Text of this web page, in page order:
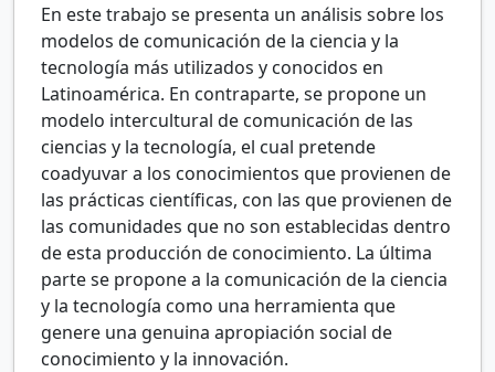
En este trabajo se presenta un análisis sobre los
modelos de comunicación de la ciencia y la
tecnología más utilizados y conocidos en
Latinoamérica. En contraparte, se propone un
modelo intercultural de comunicación de las
ciencias y la tecnología, el cual pretende
coadyuvar a los conocimientos que provienen de
las prácticas científicas, con las que provienen de
las comunidades que no son establecidas dentro
de esta producción de conocimiento. La última
parte se propone a la comunicación de la ciencia
y la tecnología como una herramienta que
genere una genuina apropiación social de
conocimiento y la innovación.